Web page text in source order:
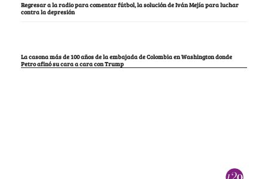
Regresar a la radio para comentar fútbol, la solución de Iván Mejía para luchar
contra la depresión
La casona más de 100 años de la embajada de Colombia en Washington donde
Petro afinó su cara a cara con Trump